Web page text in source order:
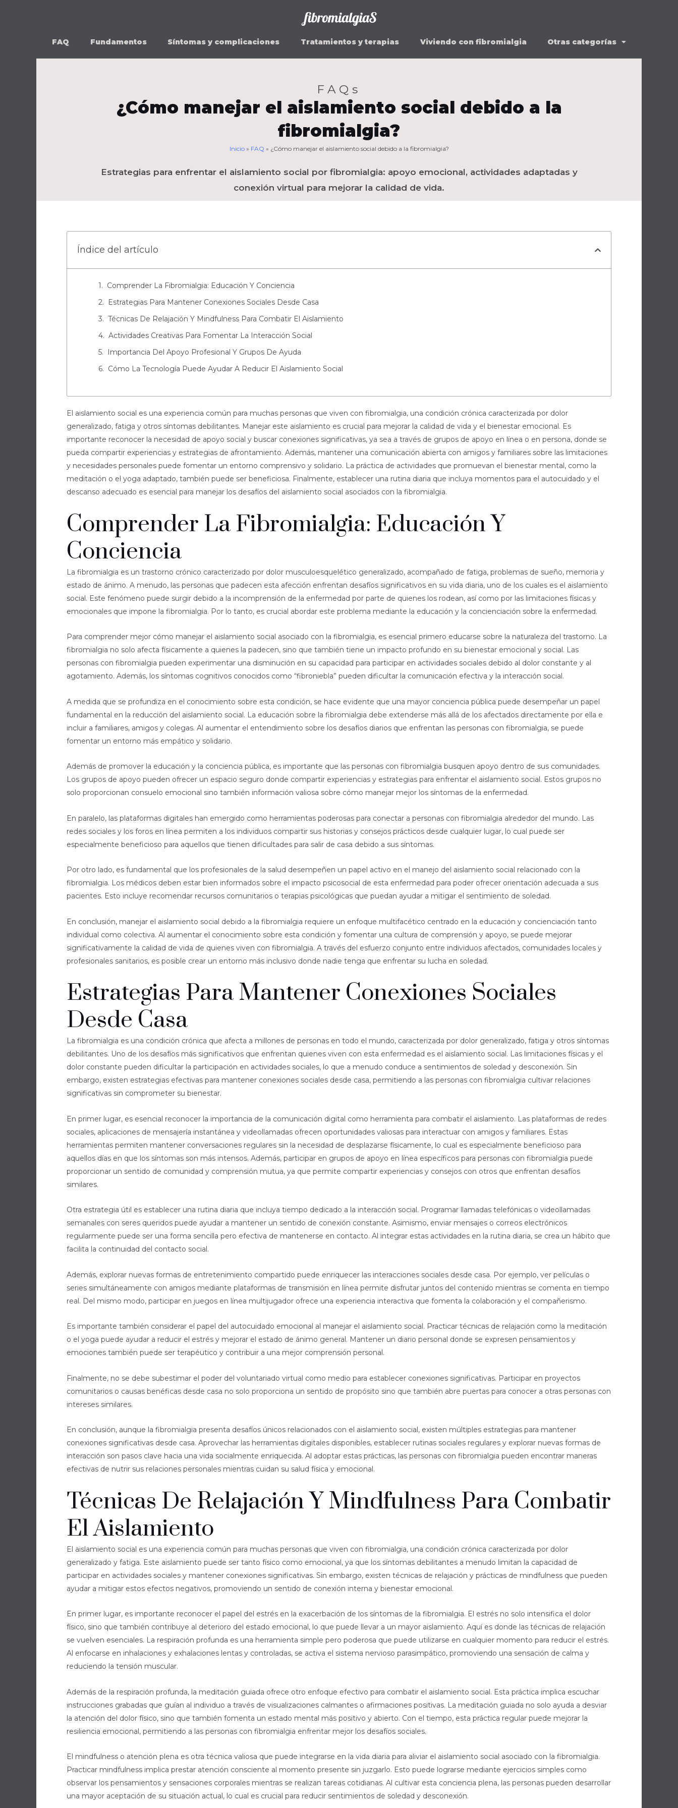
FAQ
Fundamentos Síntomas y complicaciones Tratamientos y terapias Viviendo con fibromialgia Otras categorías
FAQs
¿Cómo manejar el aislamiento social debido a la
fibromialgia?
Inicio» FAQ » ¿Cómo manejar el aislamiento social debido a la fibromialgia?
Estrategias para enfrentar el aislamiento social por fibromialgia: apoyo emocional, actividades adaptadas y
conexión virtual para mejorar la calidad de vida.
Índice del artículo
Comprender La Fibromialgia: Educación Y Conciencia
Estrategias Para Mantener Conexiones Sociales Desde Casa
Técnicas De Relajación Y Mindfulness Para Combatir El Aislamiento
Actividades Creativas Para Fomentar La Interacción Social
Importancia Del Apoyo Profesional Y Grupos De Ayuda
Cómo La Tecnología Puede Ayudar A Reducir El Aislamiento Social
El aislamiento social es una experiencia común para muchas personas que viven con fibromialgia, una condición crónica caracterizada por dolor
generalizado, fatiga y otros síntomas debilitantes. Manejar este aislamiento es crucial para mejorar la calidad de vida y el bienestar emocional. Es
importante reconocer la necesidad de apoyo social y buscar conexiones significativas, ya sea a través de grupos de apoyo en línea o en persona, donde se
pueda compartir experiencias y estrategias de afrontamiento. Además, mantener una comunicación abierta con amigos y familiares sobre las limitaciones
y necesidades personales puede fomentar un entorno comprensivo y solidario. La práctica de actividades que promuevan el bienestar mental, como la
meditación o el yoga adaptado, también puede ser beneficiosa. Finalmente, establecer una rutina diaria que incluya momentos para el autocuidado y el
descanso adecuado es esencial para manejar los desafíos del aislamiento social asociados con la fibromialgia.
Comprender La Fibromialgia: Educación Y
Conciencia
La fibromialgia es un trastorno crónico caracterizado por dolor musculoesquelético generalizado, acompañado de fatiga, problemas de sueño, memoria y
estado de ánimo. A menudo, las personas que padecen esta afección enfrentan desafíos significativos en su vida diaria, uno de los cuales es el aislamiento
social. Este fenómeno puede surgir debido a la incomprensión de la enfermedad por parte de quienes los rodean, así como por las limitaciones físicas y
emocionales que impone la fibromialgia. Por lo tanto, es crucial abordar este problema mediante la educación y la concienciación sobre la enfermedad.
Para comprender mejor cómo manejar el aislamiento social asociado con la fibromialgia, es esencial primero educarse sobre la naturaleza del trastorno. La
fibromialgia no solo afecta físicamente a quienes la padecen, sino que también tiene un impacto profundo en su bienestar emocional y social. Las
personas con fibromialgia pueden experimentar una disminución en su capacidad para participar en actividades sociales debido al dolor constante y al
agotamiento. Además, los síntomas cognitivos conocidos como “fibroniebla” pueden dificultar la comunicación efectiva y la interacción social.
A medida que se profundiza en el conocimiento sobre esta condición, se hace evidente que una mayor conciencia pública puede desempeñar un papel
fundamental en la reducción del aislamiento social. La educación sobre la fibromialgia debe extenderse más allá de los afectados directamente por ella e
incluir a familiares, amigos y colegas. Al aumentar el entendimiento sobre los desafíos diarios que enfrentan las personas con fibromialgia, se puede
fomentar un entorno más empático y solidario.
Además de promover la educación y la conciencia pública, es importante que las personas con fibromialgia busquen apoyo dentro de sus comunidades.
Los grupos de apoyo pueden ofrecer un espacio seguro donde compartir experiencias y estrategias para enfrentar el aislamiento social. Estos grupos no
solo proporcionan consuelo emocional sino también información valiosa sobre cómo manejar mejor los síntomas de la enfermedad.
En paralelo, las plataformas digitales han emergido como herramientas poderosas para conectar a personas con fibromialgia alrededor del mundo. Las
redes sociales y los foros en línea permiten a los individuos compartir sus historias y consejos prácticos desde cualquier lugar, lo cual puede ser
especialmente beneficioso para aquellos que tienen dificultades para salir de casa debido a sus síntomas.
Por otro lado, es fundamental que los profesionales de la salud desempeñen un papel activo en el manejo del aislamiento social relacionado con la
fibromialgia. Los médicos deben estar bien informados sobre el impacto psicosocial de esta enfermedad para poder ofrecer orientación adecuada a sus
pacientes. Esto incluye recomendar recursos comunitarios o terapias psicológicas que puedan ayudar a mitigar el sentimiento de soledad.
En conclusión, manejar el aislamiento social debido a la fibromialgia requiere un enfoque multifacético centrado en la educación y concienciación tanto
individual como colectiva. Al aumentar el conocimiento sobre esta condición y fomentar una cultura de comprensión y apoyo, se puede mejorar
significativamente la calidad de vida de quienes viven con fibromialgia. A través del esfuerzo conjunto entre individuos afectados, comunidades locales y
profesionales sanitarios, es posible crear un entorno más inclusivo donde nadie tenga que enfrentar su lucha en soledad.
Estrategias Para Mantener Conexiones Sociales
Desde Casa
La fibromialgia es una condición crónica que afecta a millones de personas en todo el mundo, caracterizada por dolor generalizado, fatiga y otros síntomas
debilitantes. Uno de los desafíos más significativos que enfrentan quienes viven con esta enfermedad es el aislamiento social. Las limitaciones físicas y el
dolor constante pueden dificultar la participación en actividades sociales, lo que a menudo conduce a sentimientos de soledad y desconexión. Sin
embargo, existen estrategias efectivas para mantener conexiones sociales desde casa, permitiendo a las personas con fibromialgia cultivar relaciones
significativas sin comprometer su bienestar.
En primer lugar, es esencial reconocer la importancia de la comunicación digital como herramienta para combatir el aislamiento. Las plataformas de redes
sociales, aplicaciones de mensajería instantánea y videollamadas ofrecen oportunidades valiosas para interactuar con amigos y familiares. Estas
herramientas permiten mantener conversaciones regulares sin la necesidad de desplazarse físicamente, lo cual es especialmente beneficioso para
aquellos días en que los síntomas son más intensos. Además, participar en grupos de apoyo en línea específicos para personas con fibromialgia puede
proporcionar un sentido de comunidad y comprensión mutua, ya que permite compartir experiencias y consejos con otros que enfrentan desafíos
similares.
Otra estrategia útil es establecer una rutina diaria que incluya tiempo dedicado a la interacción social. Programar llamadas telefónicas o videollamadas
semanales con seres queridos puede ayudar a mantener un sentido de conexión constante. Asimismo, enviar mensajes o correos electrónicos
regularmente puede ser una forma sencilla pero efectiva de mantenerse en contacto. Al integrar estas actividades en la rutina diaria, se crea un hábito que
facilita la continuidad del contacto social.
Además, explorar nuevas formas de entretenimiento compartido puede enriquecer las interacciones sociales desde casa. Por ejemplo, ver películas o
series simultáneamente con amigos mediante plataformas de transmisión en línea permite disfrutar juntos del contenido mientras se comenta en tiempo
real. Del mismo modo, participar en juegos en línea multijugador ofrece una experiencia interactiva que fomenta la colaboración y el compañerismo.
Es importante también considerar el papel del autocuidado emocional al manejar el aislamiento social. Practicar técnicas de relajación como la meditación
o el yoga puede ayudar a reducir el estrés y mejorar el estado de ánimo general. Mantener un diario personal donde se expresen pensamientos y
emociones también puede ser terapéutico y contribuir a una mejor comprensión personal.
Finalmente, no se debe subestimar el poder del voluntariado virtual como medio para establecer conexiones significativas. Participar en proyectos
comunitarios o causas benéficas desde casa no solo proporciona un sentido de propósito sino que también abre puertas para conocer a otras personas con
intereses similares.
En conclusión, aunque la fibromialgia presenta desafíos únicos relacionados con el aislamiento social, existen múltiples estrategias para mantener
conexiones significativas desde casa. Aprovechar las herramientas digitales disponibles, establecer rutinas sociales regulares y explorar nuevas formas de
interacción son pasos clave hacia una vida socialmente enriquecida. Al adoptar estas prácticas, las personas con fibromialgia pueden encontrar maneras
efectivas de nutrir sus relaciones personales mientras cuidan su salud física y emocional.
Técnicas De Relajación Y Mindfulness Para Combatir
El Aislamiento
El aislamiento social es una experiencia común para muchas personas que viven con fibromialgia, una condición crónica caracterizada por dolor
generalizado y fatiga. Este aislamiento puede ser tanto físico como emocional, ya que los síntomas debilitantes a menudo limitan la capacidad de
participar en actividades sociales y mantener conexiones significativas. Sin embargo, existen técnicas de relajación y prácticas de mindfulness que pueden
ayudar a mitigar estos efectos negativos, promoviendo un sentido de conexión interna y bienestar emocional.
En primer lugar, es importante reconocer el papel del estrés en la exacerbación de los síntomas de la fibromialgia. El estrés no solo intensifica el dolor
físico, sino que también contribuye al deterioro del estado emocional, lo que puede llevar a un mayor aislamiento. Aquí es donde las técnicas de relajación
se vuelven esenciales. La respiración profunda es una herramienta simple pero poderosa que puede utilizarse en cualquier momento para reducir el estrés.
Al enfocarse en inhalaciones y exhalaciones lentas y controladas, se activa el sistema nervioso parasimpático, promoviendo una sensación de calma y
reduciendo la tensión muscular.
Además de la respiración profunda, la meditación guiada ofrece otro enfoque efectivo para combatir el aislamiento social. Esta práctica implica escuchar
instrucciones grabadas que guían al individuo a través de visualizaciones calmantes o afirmaciones positivas. La meditación guiada no solo ayuda a desviar
la atención del dolor físico, sino que también fomenta un estado mental más positivo y abierto. Con el tiempo, esta práctica regular puede mejorar la
resiliencia emocional, permitiendo a las personas con fibromialgia enfrentar mejor los desafíos sociales.
El mindfulness o atención plena es otra técnica valiosa que puede integrarse en la vida diaria para aliviar el aislamiento social asociado con la fibromialgia.
Practicar mindfulness implica prestar atención consciente al momento presente sin juzgarlo. Esto puede lograrse mediante ejercicios simples como
observar los pensamientos y sensaciones corporales mientras se realizan tareas cotidianas. Al cultivar esta conciencia plena, las personas pueden desarrollar
una mayor aceptación de su situación actual, lo cual es crucial para reducir sentimientos de soledad y desconexión.